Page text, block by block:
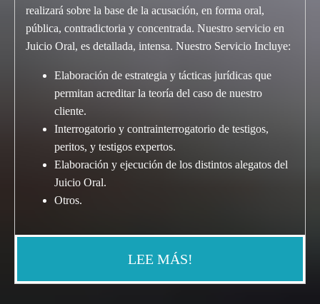
realizará sobre la base de la acusación, en forma oral,
pública, contradictoria y concentrada. Nuestro servicio en
Juicio Oral, es detallada, intensa. Nuestro Servicio Incluye:
Elaboración de estrategia y tácticas jurídicas que
permitan acreditar la teoría del caso de nuestro
cliente.
Interrogatorio y contrainterrogatorio de testigos,
peritos, y testigos expertos.
Elaboración y ejecución de los distintos alegatos del
Juicio Oral.
Otros.
LEE MÁS!